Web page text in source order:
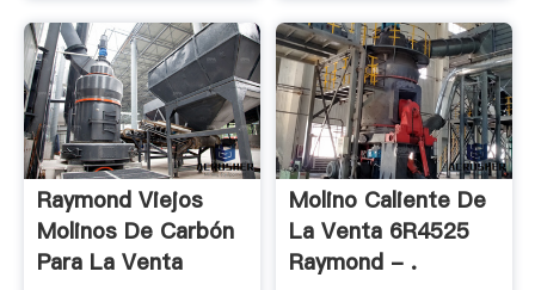
Raymond Viejos
Molinos De Carbón
Para La Venta
Molino Caliente De
La Venta 6R4525
Raymond - .